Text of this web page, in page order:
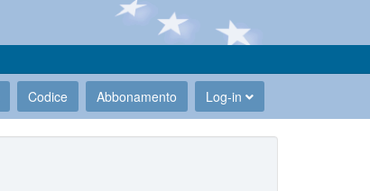
Codice Abbonamento Log-in